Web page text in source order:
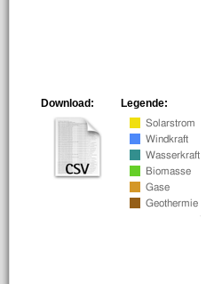
Legende:
Download: